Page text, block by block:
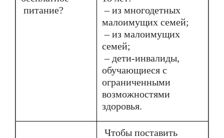
питание?
– из многодетных
малоимущих семей;
– из малоимущих
семей;
– дети-инвалиды,
обучающиеся с
ограниченными
возможностями
здоровья.
Чтобы поставить